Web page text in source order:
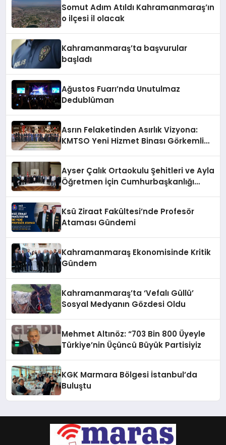
Somut Adım Atıldı Kahramanmaraş’ın
o ilçesi il olacak
Kahramanmaraş’ta başvurular
başladı
Ağustos Fuarı’nda Unutulmaz
Dedublüman
Asrın Felaketinden Asırlık Vizyona:
KMTSO Yeni Hizmet Binası Görkemli
Ayser Çalık Ortaokulu Şehitleri ve Ayla
Öğretmen İçin Cumhurbaşkanlığı
Ksü Ziraat Fakültesi’nde Profesör
Ataması Gündemi
Kahramanmaraş Ekonomisinde Kritik
Gündem
Kahramanmaraş’ta ‘Vefalı Güllü’
Sosyal Medyanın Gözdesi Oldu
Mehmet Altınöz: “703 Bin 800 Üyeyle
Türkiye’nin Üçüncü Büyük Partisiyiz
KGK Marmara Bölgesi İstanbul’da
Buluştu